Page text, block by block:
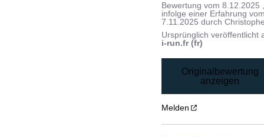
Bewertung vom8.12.2025
infolge einer Erfahrung
7.11.2025 durch
Ursprünglich veröffentlicht
i-run.fr (fr)
Originalbewertung
anzeigen
Melden